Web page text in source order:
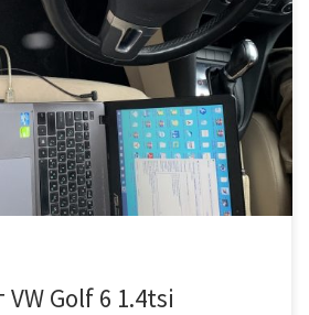
гольф 6 с мотором 1.4 tsi (caxa),
катализатор, появилась ошибка
Евро 2 и увеличим мощность и
Работаем через диагностический
версия 9458. Обновляем сразу до
122/160л.с. Отсутствие ошибок по
Golf 6 1.4tsi